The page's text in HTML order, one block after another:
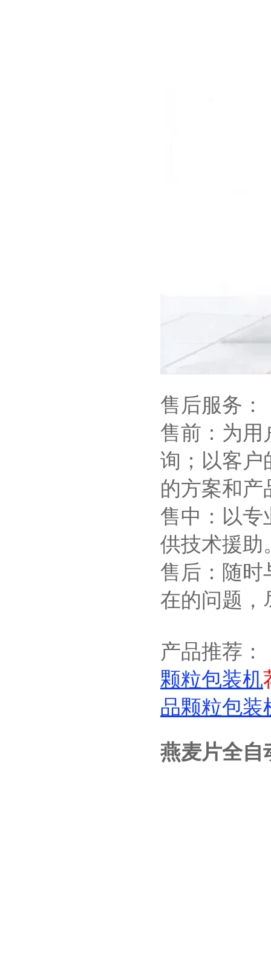
售后服务：
售前：为用
询；以客户
的方案和产
售中：以专
供技术援助
售后：随时
在的问题，
产品推荐：
颗粒包装机
品颗粒包装
燕麦片全自